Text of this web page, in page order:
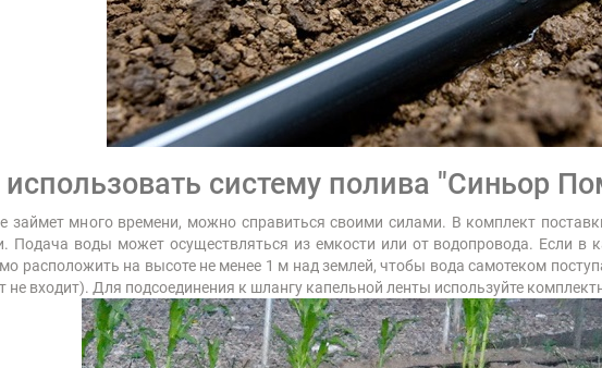
использовать систему полива "Синьор
займет много времени, можно справиться своими силами. В комплект
Подача воды может осуществляться из емкости или от водопровода. Если в
расположить на высоте не менее 1 м над землей, чтобы вода самотеком
не входит). Для подсоединения к шлангу капельной ленты используйте